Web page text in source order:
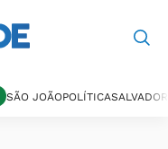
SÃO JOÃOPOLÍTICASALVADOR